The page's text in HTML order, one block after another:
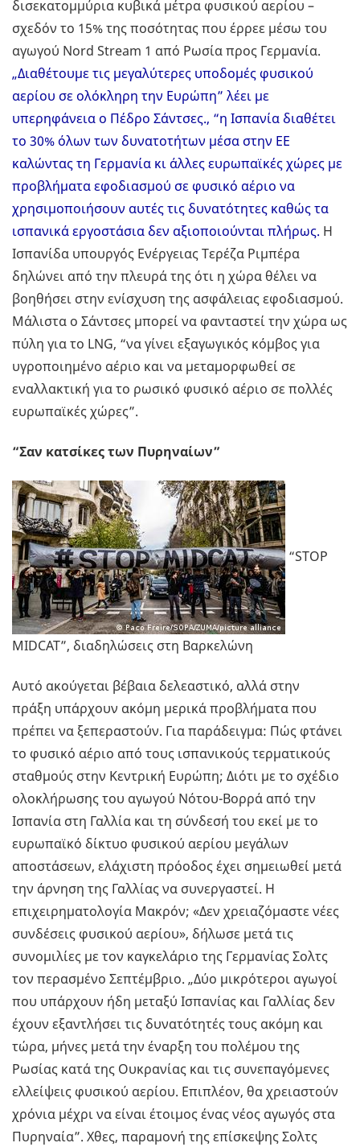
δισεκατομμύρια κυβικά μέτρα φυσικού αερίου –
σχεδόν το 15% της ποσότητας που έρρεε μέσω του
αγωγού Nord Stream 1 από Ρωσία προς Γερμανία.
„Διαθέτουμε τις μεγαλύτερες υποδομές φυσικού
αερίου σε ολόκληρη την Ευρώπη” λέει με
υπερηφάνεια o Πέδρο Σάντσες., “η Ισπανία διαθέτει
το 30% όλων των δυνατοτήτων μέσα στην ΕΕ
καλώντας τη Γερμανία κι άλλες ευρωπαϊκές χώρες με
προβλήματα εφοδιασμού σε φυσικό αέριο να
χρησιμοποιήσουν αυτές τις δυνατότητες καθώς τα
ισπανικά εργοστάσια δεν αξιοποιούνται πλήρως. Η
Ισπανίδα υπουργός Ενέργειας Τερέζα Ριμπέρα
δηλώνει από την πλευρά της ότι η χώρα θέλει να
βοηθήσει στην ενίσχυση της ασφάλειας εφοδιασμού.
Μάλιστα ο Σάντσες μπορεί να φανταστεί την χώρα ως
πύλη για το LNG, “να γίνει εξαγωγικός κόμβος για
υγροποιημένο αέριο και να μεταμορφωθεί σε
εναλλακτική για το ρωσικό φυσικό αέριο σε πολλές
ευρωπαϊκές χώρες”.
“Σαν κατσίκες των Πυρηναίων”
“STOP
MIDCAT”, διαδηλώσεις στη Βαρκελώνη
Αυτό ακούγεται βέβαια δελεαστικό, αλλά στην
πράξη υπάρχουν ακόμη μερικά προβλήματα που
πρέπει να ξεπεραστούν. Για παράδειγμα: Πώς φτάνει
το φυσικό αέριο από τους ισπανικούς τερματικούς
σταθμούς στην Κεντρική Ευρώπη; Διότι με το σχέδιο
ολοκλήρωσης του αγωγού Νότου-Βορρά από την
Ισπανία στη Γαλλία και τη σύνδεσή του εκεί με το
ευρωπαϊκό δίκτυο φυσικού αερίου μεγάλων
αποστάσεων, ελάχιστη πρόοδος έχει σημειωθεί μετά
την άρνηση της Γαλλίας να συνεργαστεί. Η
επιχειρηματολογία Μακρόν; «Δεν χρειαζόμαστε νέες
συνδέσεις φυσικού αερίου», δήλωσε μετά τις
συνομιλίες με τον καγκελάριο της Γερμανίας Σολτς
τον περασμένο Σεπτέμβριο. „Δύο μικρότεροι αγωγοί
που υπάρχουν ήδη μεταξύ Ισπανίας και Γαλλίας δεν
έχουν εξαντλήσει τις δυνατότητές τους ακόμη και
τώρα, μήνες μετά την έναρξη του πολέμου της
Ρωσίας κατά της Ουκρανίας και τις συνεπαγόμενες
ελλείψεις φυσικού αερίου. Επιπλέον, θα χρειαστούν
χρόνια μέχρι να είναι έτοιμος ένας νέος αγωγός στα
Πυρηναία”. Χθες, παραμονή της επίσκεψης Σολτς